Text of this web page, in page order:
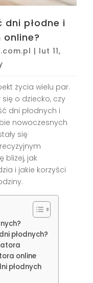
płodne i
| lut 11,
życia wielu par.
o dziecko, czy
dni płodnych i
nowoczesnych
się
bliżej, jak
i jakie korzyści
płodnych?
online
płodnych